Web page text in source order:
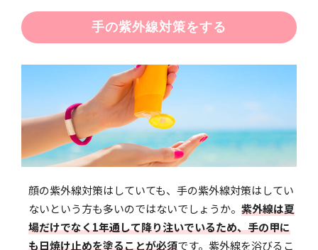
手の紫外線対策をする
顔の紫外線対策はしていても、手の紫外線対策はしてい
ないという方も多いのではないでしょうか。 紫外線は夏
場だけでなく1年通して降り注いでいるため、手の甲に
も日焼け止めを塗ることが必須です。紫外線を浴びるこ